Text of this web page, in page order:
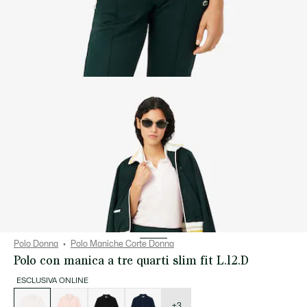
Polo Donna Polo Maniche Corte Donna
Polo con manica a tre quarti slim fit L.12.D
ESCLUSIVA ONLINE